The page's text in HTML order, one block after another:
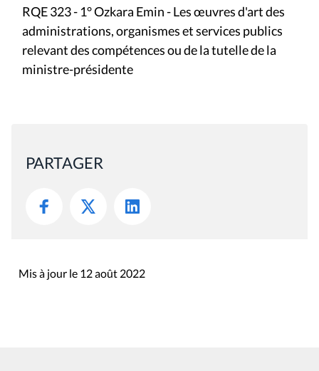
RQE 323 - 1° Ozkara Emin - Les œuvres d'art des
administrations, organismes et services publics
relevant des compétences ou de la tutelle de la
ministre-présidente
PARTAGER
Mis à jour le 12 août 2022